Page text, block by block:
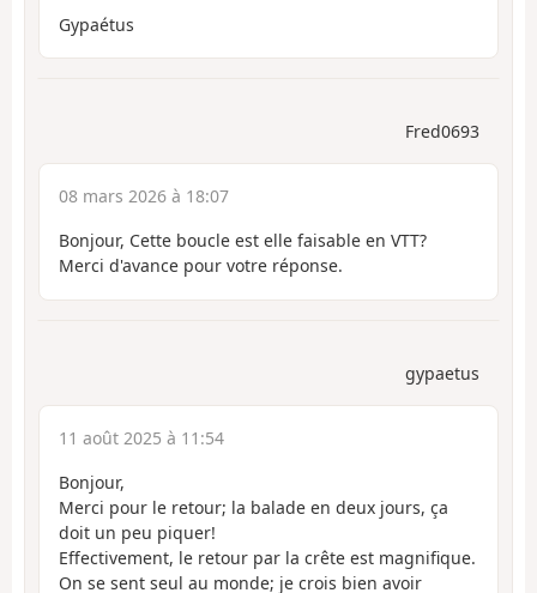
Gypaétus
Fred0693
08 mars 2026 à 18:07
Bonjour, Cette boucle est elle faisable en VTT?
Merci d'avance pour votre réponse.
gypaetus
11 août 2025 à 11:54
Bonjour,
Merci pour le retour; la balade en deux jours, ça
doit un peu piquer!
Effectivement, le retour par la crête est magnifique.
On se sent seul au monde; je crois bien avoir